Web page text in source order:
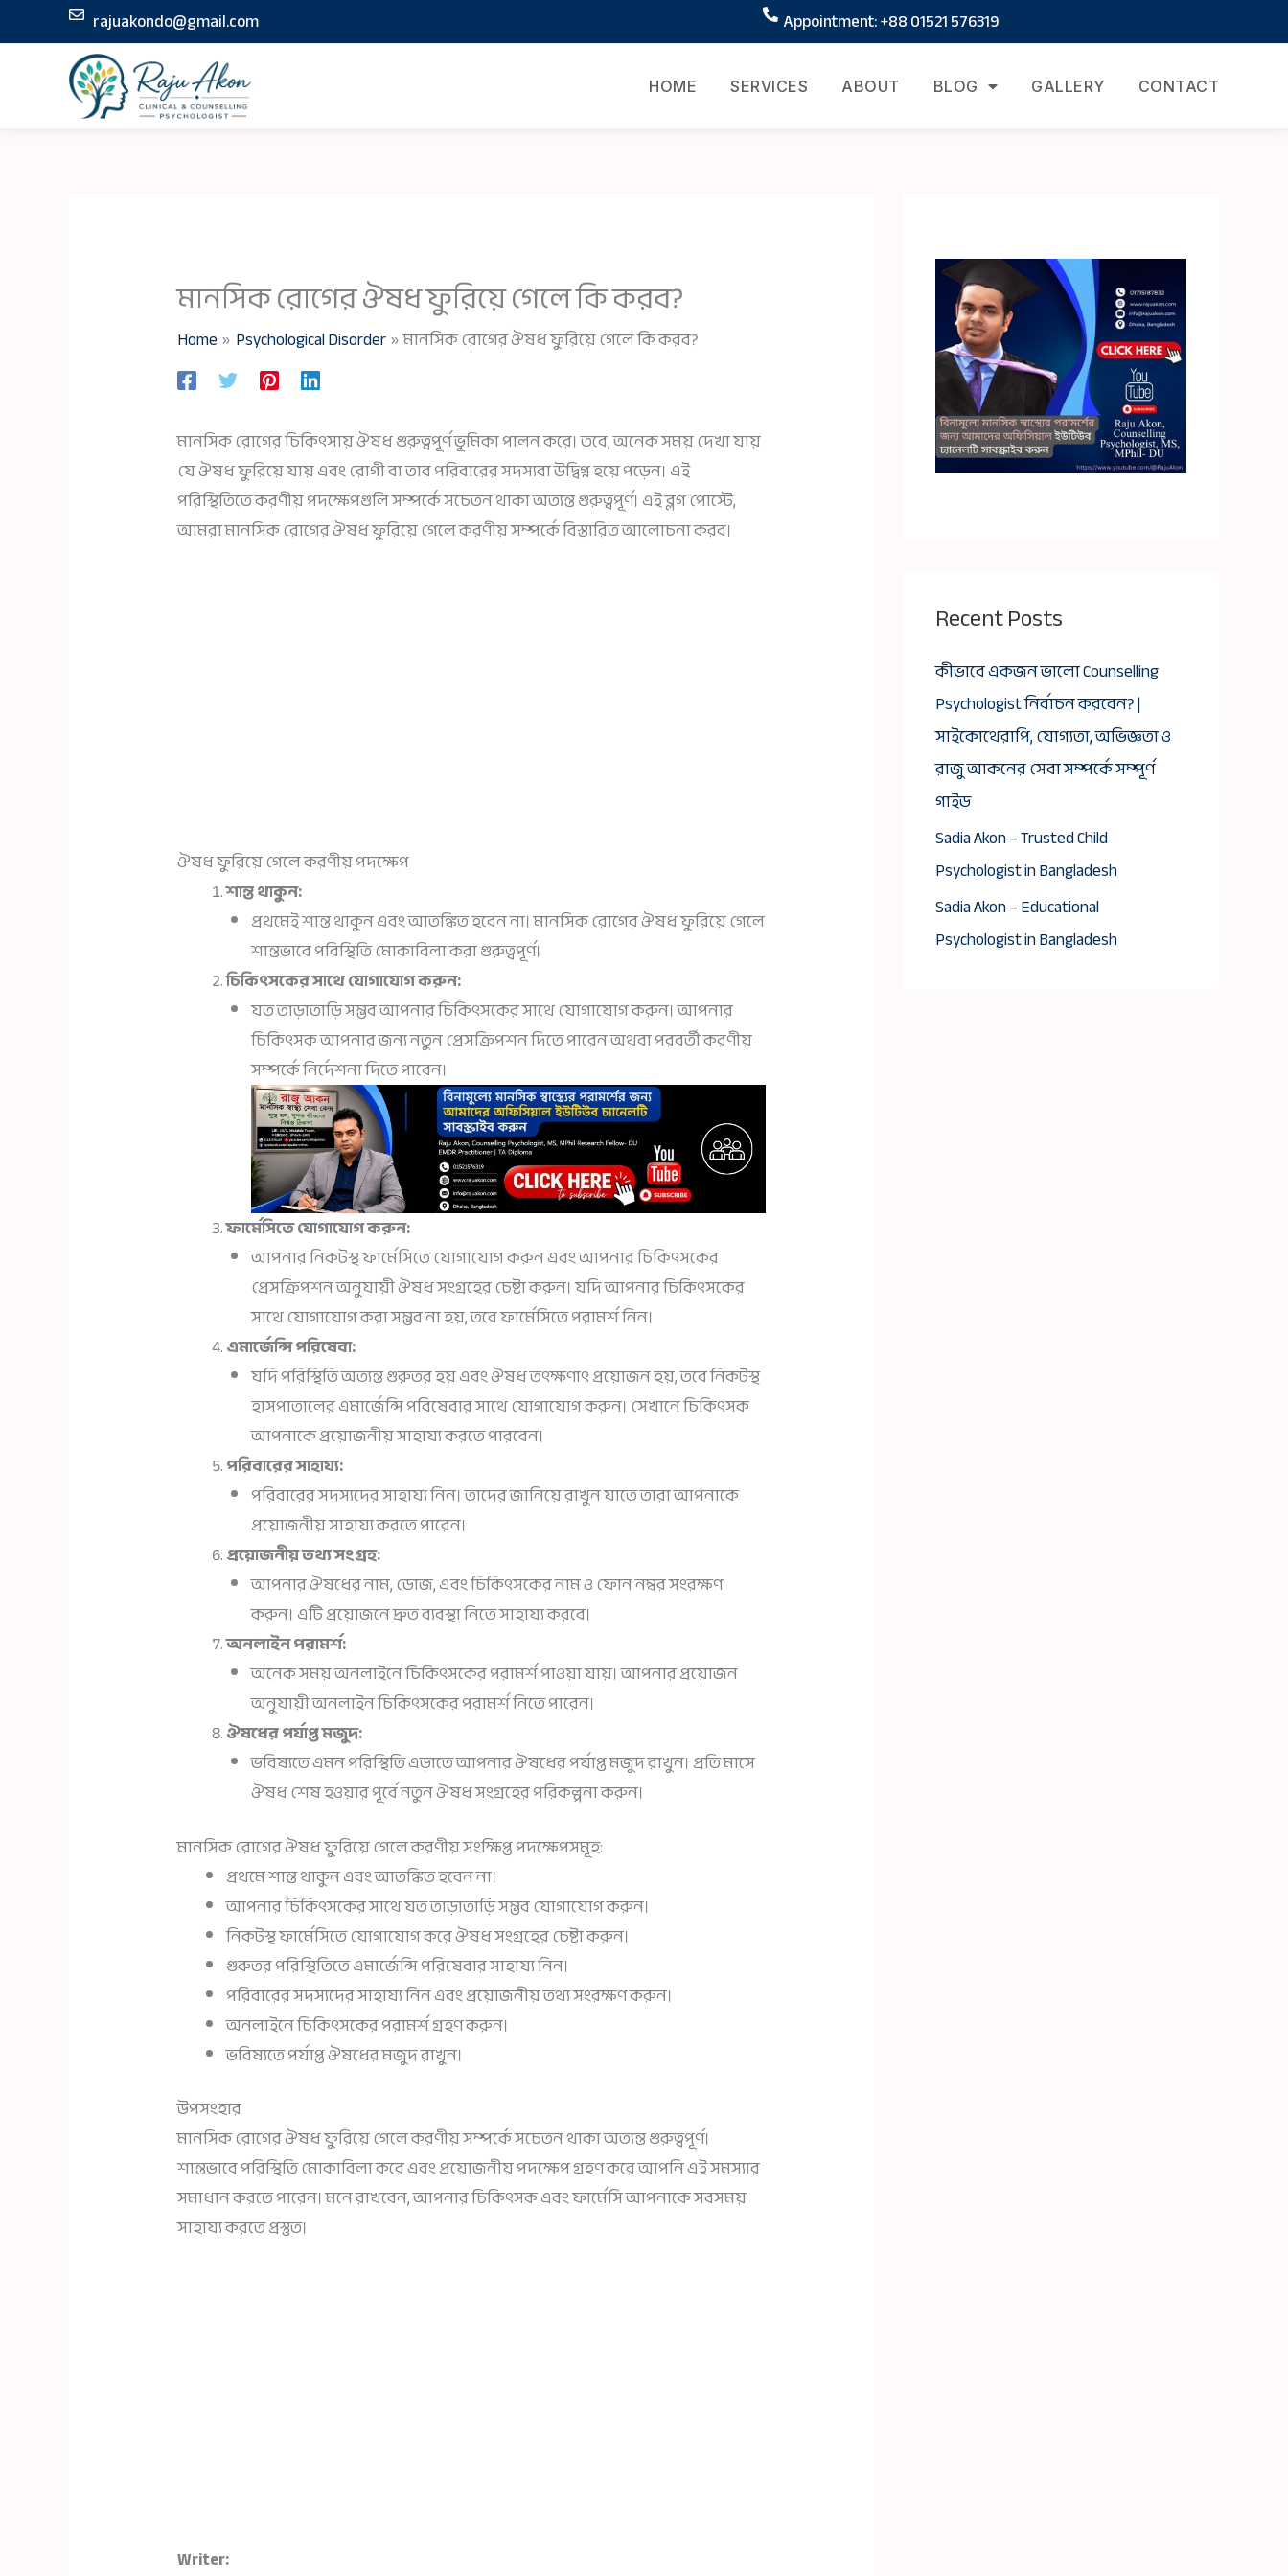
to
rajuakondo@gmail.com Appointment: +88 01521 576319
HOME SERVICES ABOUT BLOG GALLERY CONTACT
মানসিক রোগের ঔষধ ফুরিয়ে গেলে কি করব?
Home Psychological Disorder মানসিক রোগের ঔষধ ফুরিয়ে গেলে কি করব?
মানসিক রোগের চিকিৎসায় ঔষধ গুরুত্বপূর্ণ ভূমিকা পালন করে। তবে, অনেক সময় দেখা যায়
যে ঔষধ ফুরিয়ে যায় এবং রোগী বা তার পরিবারের সদস্যরা উদ্বিগ্ন হয়ে পড়েন। এই
পরিস্থিতিতে করণীয় পদক্ষেপগুলি সম্পর্কে সচেতন থাকা অত্যন্ত গুরুত্বপূর্ণ। এই ব্লগ পোস্টে,
আমরা মানসিক রোগের ঔষধ ফুরিয়ে গেলে করণীয় সম্পর্কে বিস্তারিত আলোচনা করব।
ঔষধ ফুরিয়ে গেলে করণীয় পদক্ষেপ
শান্ত থাকুন:
প্রথমেই শান্ত থাকুন এবং আতঙ্কিত হবেন না। মানসিক রোগের ঔষধ ফুরিয়ে গেলে
শান্তভাবে পরিস্থিতি মোকাবিলা করা গুরুত্বপূর্ণ।
চিকিৎসকের সাথে যোগাযোগ করুন:
যত তাড়াতাড়ি সম্ভব আপনার চিকিৎসকের সাথে যোগাযোগ করুন। আপনার
চিকিৎসক আপনার জন্য নতুন প্রেসক্রিপশন দিতে পারেন অথবা পরবর্তী করণীয়
সম্পর্কে নির্দেশনা দিতে পারেন।
ফার্মেসিতে যোগাযোগ করুন:
আপনার নিকটস্থ ফার্মেসিতে যোগাযোগ করুন এবং আপনার চিকিৎসকের
প্রেসক্রিপশন অনুযায়ী ঔষধ সংগ্রহের চেষ্টা করুন। যদি আপনার চিকিৎসকের
সাথে যোগাযোগ করা সম্ভব না হয়, তবে ফার্মেসিতে পরামর্শ নিন।
এমার্জেন্সি পরিষেবা:
যদি পরিস্থিতি অত্যন্ত গুরুতর হয় এবং ঔষধ তৎক্ষণাৎ প্রয়োজন হয়, তবে নিকটস্থ
হাসপাতালের এমার্জেন্সি পরিষেবার সাথে যোগাযোগ করুন। সেখানে চিকিৎসক
আপনাকে প্রয়োজনীয় সাহায্য করতে পারবেন।
পরিবারের সাহায্য:
পরিবারের সদস্যদের সাহায্য নিন। তাদের জানিয়ে রাখুন যাতে তারা আপনাকে
প্রয়োজনীয় সাহায্য করতে পারেন।
প্রয়োজনীয় তথ্য সংগ্রহ:
আপনার ঔষধের নাম, ডোজ, এবং চিকিৎসকের নাম ও ফোন নম্বর সংরক্ষণ
করুন। এটি প্রয়োজনে দ্রুত ব্যবস্থা নিতে সাহায্য করবে।
অনলাইন পরামর্শ:
অনেক সময় অনলাইনে চিকিৎসকের পরামর্শ পাওয়া যায়। আপনার প্রয়োজন
অনুযায়ী অনলাইন চিকিৎসকের পরামর্শ নিতে পারেন।
ঔষধের পর্যাপ্ত মজুদ:
ভবিষ্যতে এমন পরিস্থিতি এড়াতে আপনার ঔষধের পর্যাপ্ত মজুদ রাখুন। প্রতি মাসে
ঔষধ শেষ হওয়ার পূর্বে নতুন ঔষধ সংগ্রহের পরিকল্পনা করুন।
মানসিক রোগের ঔষধ ফুরিয়ে গেলে করণীয় সংক্ষিপ্ত পদক্ষেপসমূহ:
প্রথমে শান্ত থাকুন এবং আতঙ্কিত হবেন না।
আপনার চিকিৎসকের সাথে যত তাড়াতাড়ি সম্ভব যোগাযোগ করুন।
নিকটস্থ ফার্মেসিতে যোগাযোগ করে ঔষধ সংগ্রহের চেষ্টা করুন।
গুরুতর পরিস্থিতিতে এমার্জেন্সি পরিষেবার সাহায্য নিন।
পরিবারের সদস্যদের সাহায্য নিন এবং প্রয়োজনীয় তথ্য সংরক্ষণ করুন।
অনলাইনে চিকিৎসকের পরামর্শ গ্রহণ করুন।
ভবিষ্যতে পর্যাপ্ত ঔষধের মজুদ রাখুন।
উপসংহার
মানসিক রোগের ঔষধ ফুরিয়ে গেলে করণীয় সম্পর্কে সচেতন থাকা অত্যন্ত গুরুত্বপূর্ণ।
শান্তভাবে পরিস্থিতি মোকাবিলা করে এবং প্রয়োজনীয় পদক্ষেপ গ্রহণ করে আপনি এই সমস্যার
সমাধান করতে পারেন। মনে রাখবেন, আপনার চিকিৎসক এবং ফার্মেসি আপনাকে সবসময়
সাহায্য করতে প্রস্তুত।
Writer:
Recent Posts
কীভাবে একজন ভালো Counselling
Psychologist নির্বাচন করবেন? |
সাইকোথেরাপি, যোগ্যতা, অভিজ্ঞতা ও
রাজু আকনের সেবা সম্পর্কে সম্পূর্ণ
গাইড
Sadia Akon – Trusted Child
Psychologist in Bangladesh
Sadia Akon – Educational
Psychologist in Bangladesh